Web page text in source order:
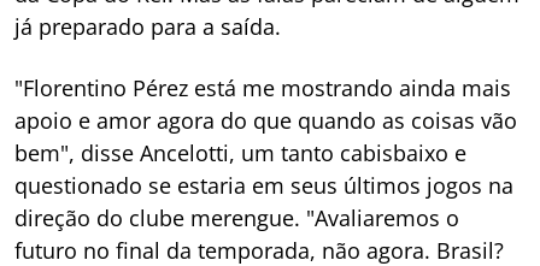
já preparado para a saída.
"Florentino Pérez está me mostrando ainda mais
apoio e amor agora do que quando as coisas vão
bem", disse Ancelotti, um tanto cabisbaixo e
questionado se estaria em seus últimos jogos na
direção do clube merengue. "Avaliaremos o
futuro no final da temporada, não agora. Brasil?